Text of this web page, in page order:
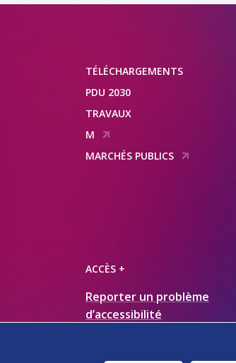
TÉLÉCHARGEMENTS
PDU 2030
TRAVAUX
M
MARCHÉS PUBLICS
ACCÈS +
Reporter un problème
d’accessibilité